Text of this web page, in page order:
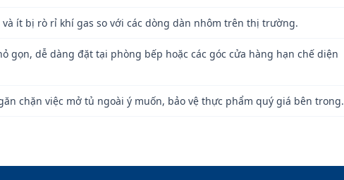
ít bị rò rỉ khí gas so với các dòng dàn nhôm trên thị trường.
gọn, dễ dàng đặt tại phòng bếp hoặc các góc cửa hàng hạn chế diện
chặn việc mở tủ ngoài ý muốn, bảo vệ thực phẩm quý giá bên trong.